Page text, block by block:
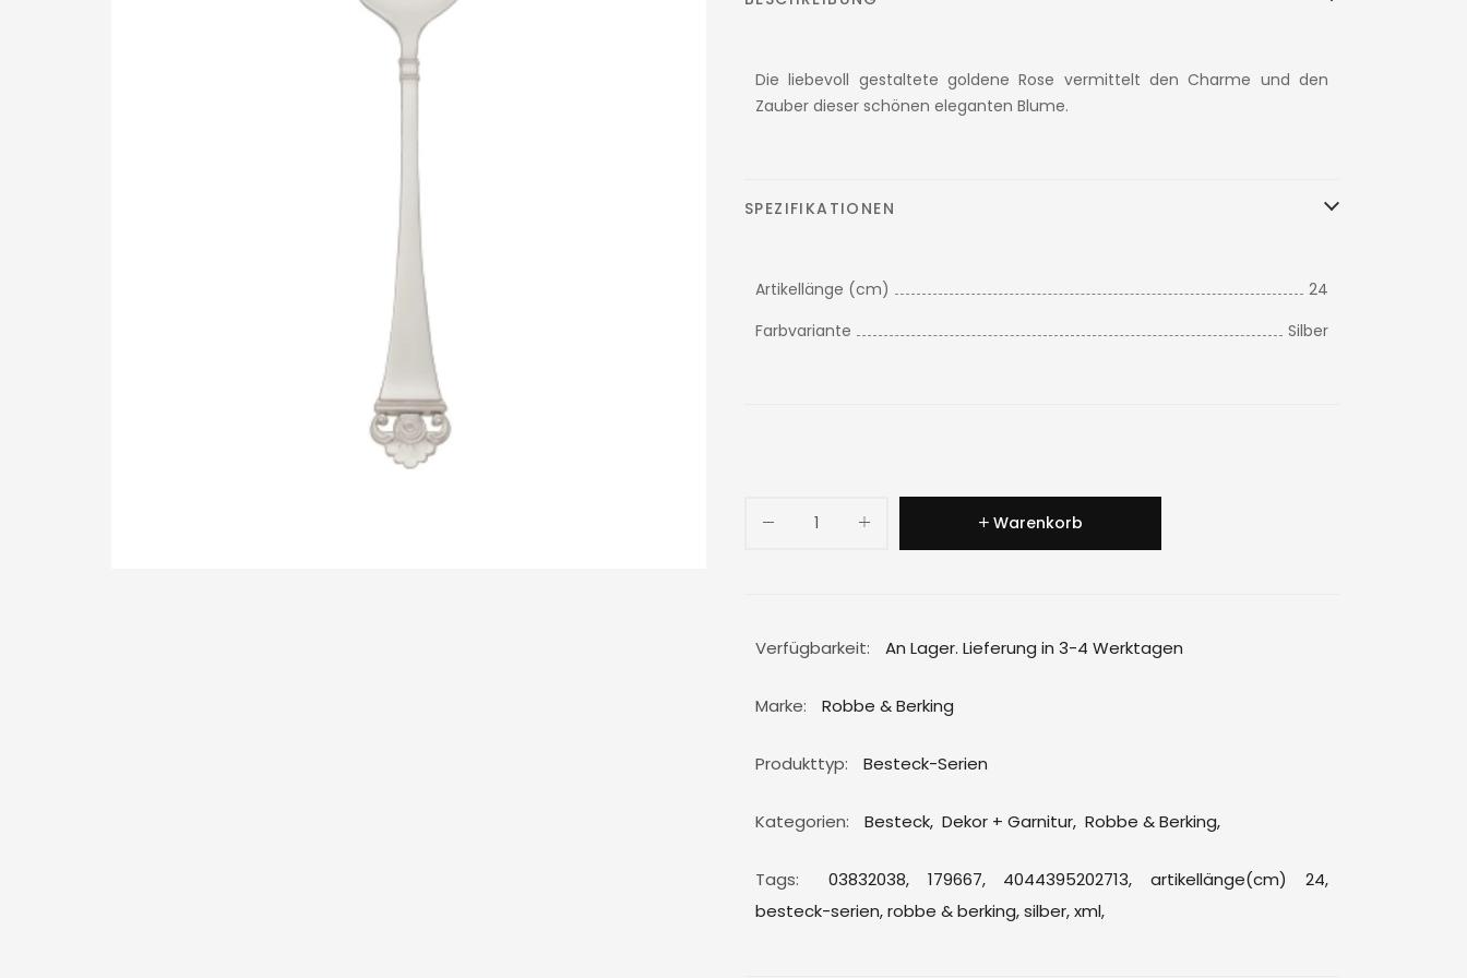
Die liebevoll gestaltete goldene Rose vermittelt den Charme und den
Zauber dieser schönen eleganten Blume.
SPEZIFIKATIONEN
Artikellänge (cm)
24
Farbvariante
Silber
Warenkorb
Verfügbarkeit: An Lager. Lieferung in 3-4 Werktagen
Marke: Robbe & Berking
Produkttyp: Besteck-Serien
Kategorien: Besteck, Dekor + Garnitur, Robbe & Berking,
Tags: 03832038, 179667, 4044395202713,
artikellänge(cm) 24,
besteck-serien,robbe & berking,silber,xml,